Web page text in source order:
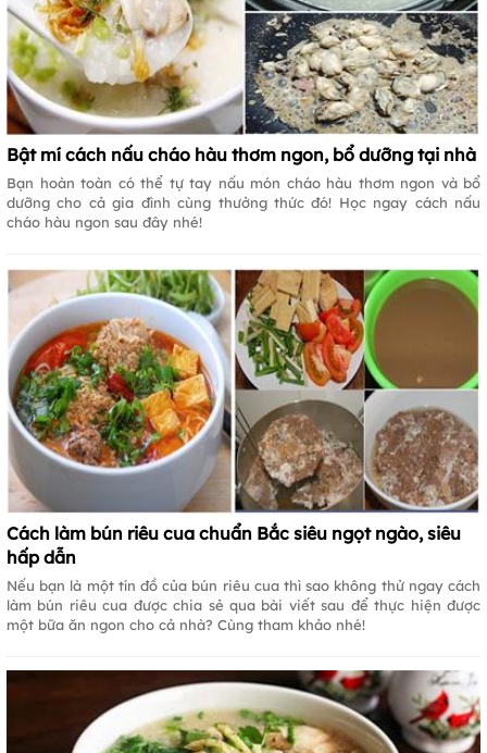
Bật mí cách nấu cháo hàu thơm ngon, bổ dưỡng tại nhà
Bạn hoàn toàn có thể tự tay nấu món cháo hàu thơm ngon và bổ
dưỡng cho cả gia đình cùng thưởng thức đó! Học ngay cách nấu
cháo hàu ngon sau đây nhé!
Cách làm bún riêu cua chuẩn Bắc siêu ngọt ngào, siêu
hấp dẫn
Nếu bạn là một tín đồ của bún riêu cua thì sao không thử ngay cách
làm bún riêu cua được chia sẻ qua bài viết sau để thực hiện được
một bữa ăn ngon cho cả nhà? Cùng tham khảo nhé!